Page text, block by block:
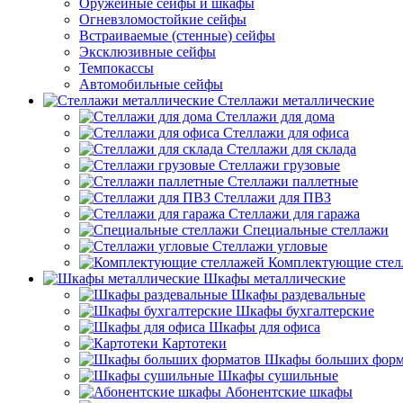
Оружейные сейфы и шкафы
Огневзломостойкие сейфы
Встраиваемые (стенные) сейфы
Эксклюзивные сейфы
Темпокассы
Автомобильные сейфы
Стеллажи металлические
Стеллажи для дома
Стеллажи для офиса
Стеллажи для склада
Стеллажи грузовые
Стеллажи паллетные
Стеллажи для ПВЗ
Стеллажи для гаража
Специальные стеллажи
Стеллажи угловые
Комплектующие
Шкафы металлические
Шкафы раздевальные
Шкафы бухгалтерские
Шкафы для офиса
Картотеки
Шкафы больших
Шкафы сушильные
Абонентские шкафы